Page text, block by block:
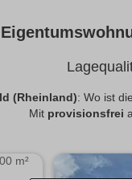
(Rheinland): Wo ist die
Mit provisionsfrei